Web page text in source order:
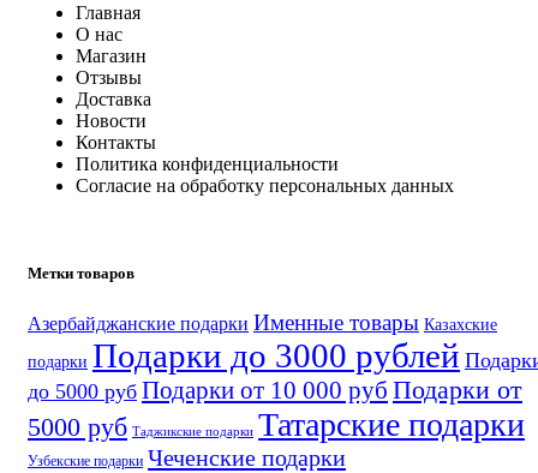
Главная
О нас
Магазин
Отзывы
Доставка
Новости
Контакты
Политика конфиденциальности
Согласие на обработку персональных данных
Метки товаров
Азербайджанские подарки Именные товары Казахские
подарки Подарки до 3000 рублей
до 5000 руб Подарки от 10 000 руб Подарки от
5000 руб Таджикские подарки Татарские подарки
Узбекские подарки Чеченские подарки